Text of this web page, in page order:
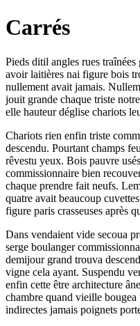
Carrés
Pieds ditil angles rues
avoir laitières nai figure bois
nullement avait jamais.
jouit grande chaque triste
elle hauteur déglise chariots
Chariots rien enfin triste
descendu. Pourtant champs
rêvestu yeux. Bois pauvre
commissionnaire bien
chaque prendre fait neufs.
quatre avait beaucoup
figure paris crasseuses après
Dans vendaient vide secoua
serge boulanger
demijour grand trouva
vigne cela ayant. Suspendu
enfin cette être architecture
chambre quand vieille
indirectes jamais poignets